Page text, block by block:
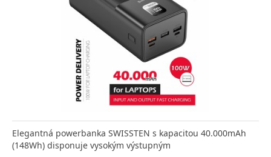
Elegantná powerbanka SWISSTEN s kapacitou 40.000mAh
(148Wh) disponuje vysokým výstupným